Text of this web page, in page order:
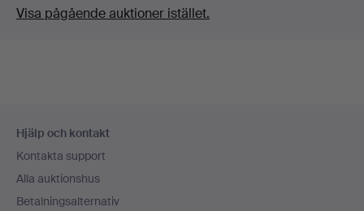
Visa pågående auktioner istället.
Hjälp och kontakt
Kontakta support
Alla auktionshus
Betalningsalternativ